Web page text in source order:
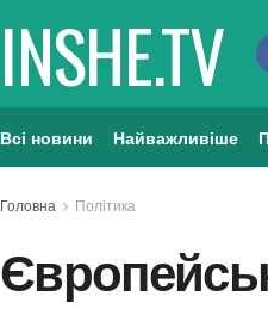
INSHE.TV
Всі новини Найважливіше
Головна Політика